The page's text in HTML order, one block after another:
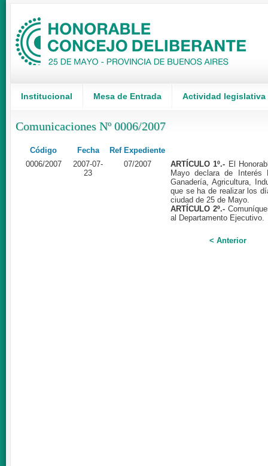
Institucional Mesa de Entrada Actividad legislativa
Comunicaciones Nº 0006/2007
Código Fecha
Ref Expediente
0006/2007
2007-07-
23
07/2007 ARTÍCULO 1º.- El
Mayo declara de Interés
Ganadería, Agricultura,
que se ha de realizar los
ciudad de 25 de Mayo.
ARTÍCULO 2º.-
al Departamento Ejecutivo.
< Anterior